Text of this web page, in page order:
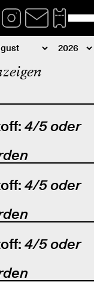
4/5 oder
4/5 oder
4/5 oder